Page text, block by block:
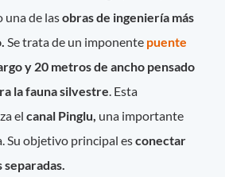
una de lasobras de ingeniería más
Se trata de un imponente puente
y 20 metros de ancho pensado
la fauna silvestre. Esta
elcanal Pinglu, una importante
Su objetivo principal esconectar
separadas.